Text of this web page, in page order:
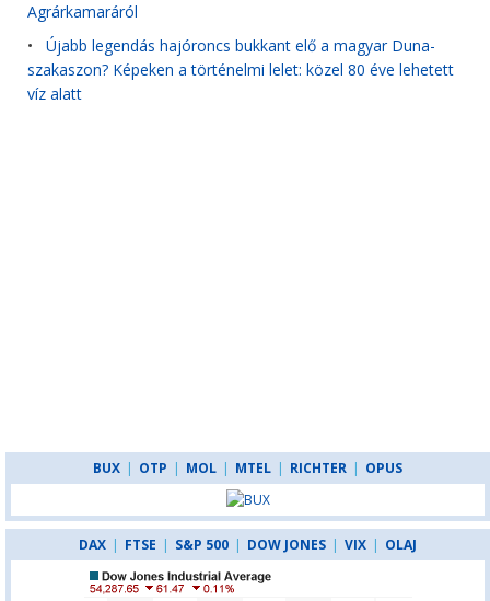
Agrárkamaráról
• Újabb legendás hajóroncs bukkant elő a magyar Duna-
szakaszon? Képeken a történelmi lelet: közel 80 éve lehetett
víz alatt
BUX | OTP | MOL | MTEL | RICHTER | OPUS
DAX | FTSE | S&P 500 | DOW JONES | VIX | OLAJ